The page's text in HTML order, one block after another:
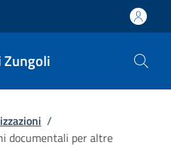
Zungoli
/
documentali per altre